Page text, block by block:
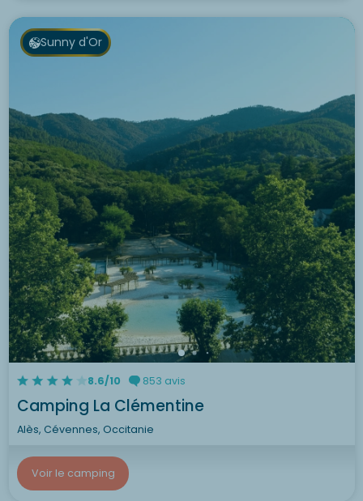
Sunny d'Or
8.6/10 853 avis
Camping La Clémentine
Alès, Cévennes, Occitanie
Voir le camping